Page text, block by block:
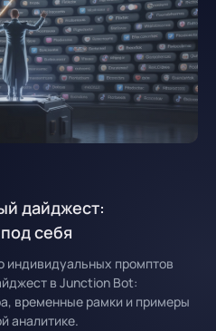
дайджест:
себя
индивидуальных промптов
в Junction Bot:
временные рамки и примеры
аналитике.